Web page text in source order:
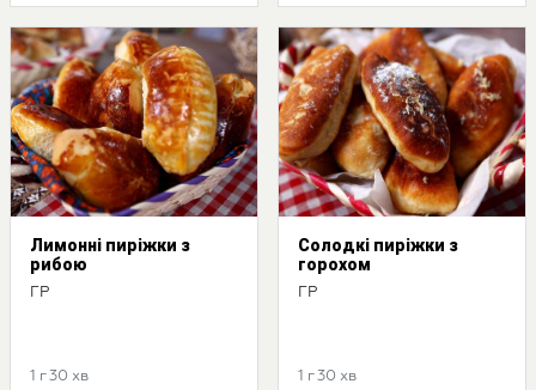
Лимонні пиріжки з
рибою
ГР
1 г 30 хв
Солодкі пиріжки з
горохом
ГР
1 г 30 хв